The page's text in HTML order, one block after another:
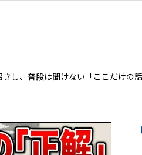
し、普段は聞けない「ここだけの